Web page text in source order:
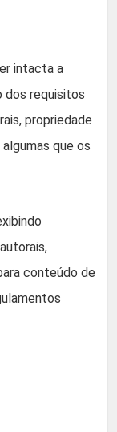
intacta a
dos requisitos
propriedade
que os
conteúdo de